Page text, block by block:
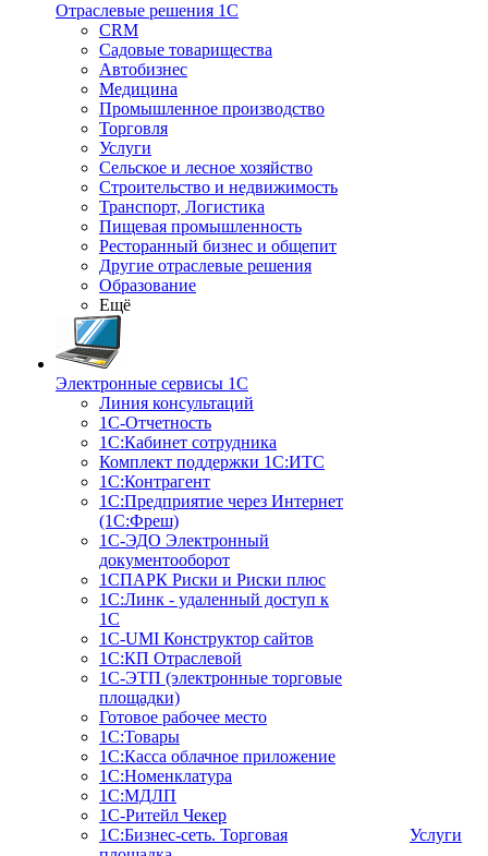
Отраслевые решения 1С
CRM
Садовые товарищества
Автобизнес
Медицина
Промышленное производство
Торговля
Услуги
Сельское и лесное хозяйство
Строительство и недвижимость
Транспорт, Логистика
Пищевая промышленность
Ресторанный бизнес и общепит
Другие отраслевые решения
Образование
Ещё
Электронные сервисы 1С
Линия консультаций
1С-Отчетность
1С:Кабинет сотрудника
Комплект поддержки 1С:ИТС
1С:Контрагент
1С:Предприятие через Интернет
(1С:Фреш)
1С-ЭДО Электронный
документооборот
1СПАРК Риски и Риски плюс
1С:Линк - удаленный доступ к
1С
1С-UMI Конструктор сайтов
1С:КП Отраслевой
1С-ЭТП (электронные торговые
площадки)
Готовое рабочее место
1С:Товары
1С:Касса облачное приложение
1С:Номенклатура
1С:МДЛП
1C-Ритейл Чекер
1C:Бизнес-сеть. Торговая
Услуги